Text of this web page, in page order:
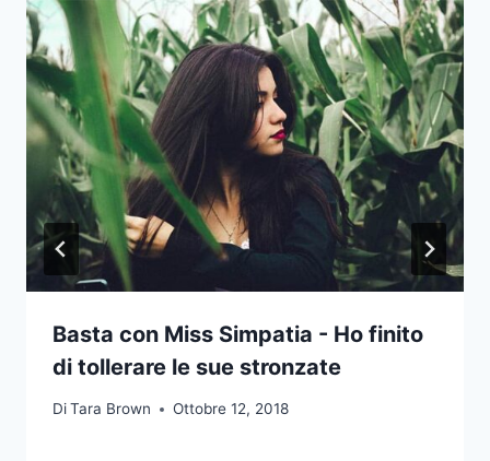
Basta con Miss Simpatia - Ho finito
di tollerare le sue stronzate
DiTara Brown Ottobre 12, 2018